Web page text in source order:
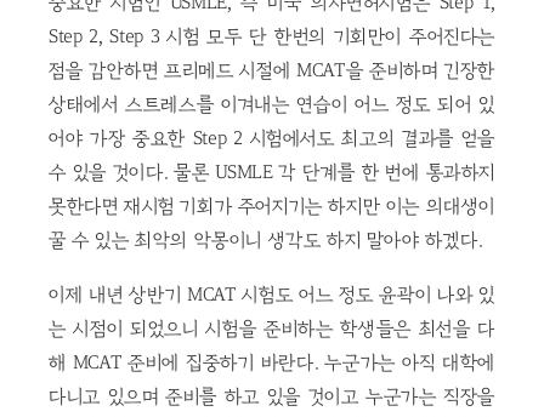
Step 2, Step 3 시험 모두 단 한번의 기회만이 주어진다는
점을 감안하면 프리메드 시절에 MCAT을 준비하며 긴장한
상태에서 스트레스를 이겨내는 연습이 어느 정도 되어 있
어야 가장 중요한 Step 2 시험에서도 최고의 결과를 얻을
수 있을 것이다. 물론 USMLE 각 단계를 한 번에 통과하지
못한다면 재시험 기회가 주어지기는 하지만 이는 의대생이
꿀 수 있는 최악의 악몽이니 생각도 하지 말아야 하겠다.
이제 내년 상반기 MCAT 시험도 어느 정도 윤곽이 나와 있
는 시점이 되었으니 시험을 준비하는 학생들은 최선을 다
해 MCAT 준비에 집중하기 바란다. 누군가는 아직 대학에
다니고 있으며 준비를 하고 있을 것이고 누군가는 직장을